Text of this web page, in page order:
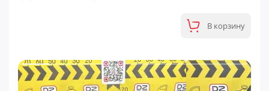
В корзину